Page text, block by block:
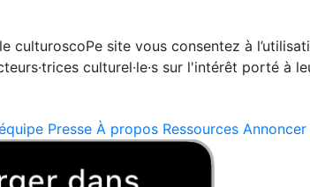
culturoscoPe site vous consentez à
culturel·le·s sur l'intérêt porté à
Presse À propos Ressources